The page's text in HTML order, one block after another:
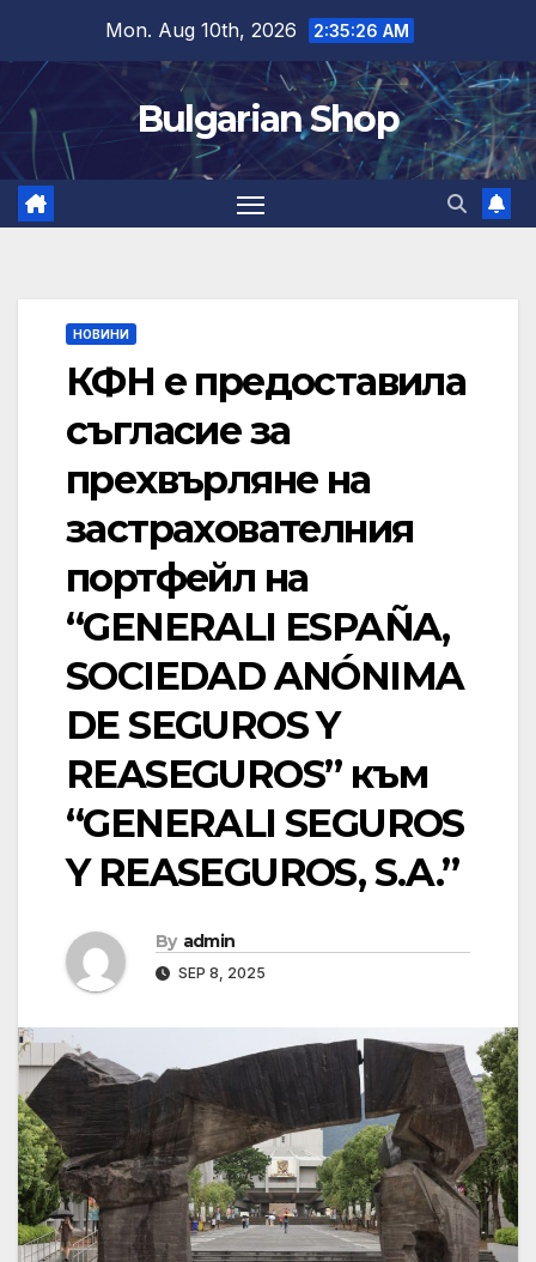
content
Mon. Aug 10th, 2026 2:35:26 AM
Bulgarian Shop
НОВИНИ
КФН е предоставила
съгласие за
прехвърляне на
застрахователния
портфейл на
“GENERALI ESPAÑA,
SOCIEDAD ANÓNIMA
DE SEGUROS Y
REASEGUROS” към
“GENERALI SEGUROS
Y REASEGUROS, S.A.”
By admin
SEP 8, 2025